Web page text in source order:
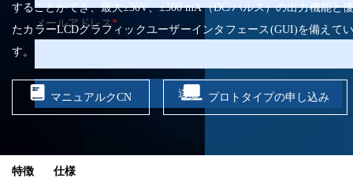
することができ、最大±30V、±500 mA（DC/パルス）の出力機能と
たカラーLCDグラフィックユーザーインタフェース(GUI)を備えて
す。
マニュアルクCN プロトタイプの申し込み
特徴 仕様
メールアドレス*
送信